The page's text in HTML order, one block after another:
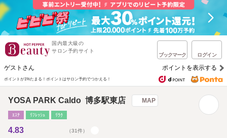
国内最大級の
サロン予約サイト
ブックマーク ログイン
ゲストさん ポイントを表示する
ポイントが1%たまる！ ポイントはサロン予約でつかえる！
YOSA PARK Caldo 博多駅東店 MAP
ｴｽﾃ ﾘﾌﾚｯｼｭ ﾘﾗｸ
4.83 （31件）